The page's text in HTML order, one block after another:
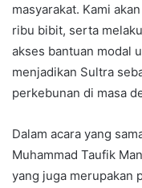
masyarakat. Kami
ribu bibit, serta
akses bantuan modal
menjadikan Sultra
perkebunan di masa
Dalam acara yang
Muhammad Taufik
yang juga merupakan